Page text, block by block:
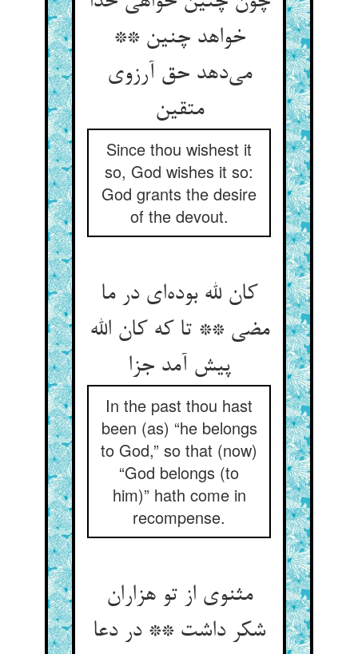
خواهد چنین **
می‌دهد حق آرزوی
متقین
Since thou wishest it
so, God wishes it so:
God grants the desire
of the devout.
کان لله بوده‌ای در ما
مضی ** تا که کان الله
پیش آمد جزا
In the past thou hast
been (as) “he belongs
to God,” so that (now)
“God belongs (to
him)” hath come in
recompense.
مثنوی از تو هزاران
شکر داشت ** در دعا